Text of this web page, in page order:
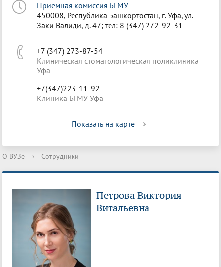
Приёмная комиссия БГМУ
450008, Республика Башкортостан, г. Уфа, ул.
Заки Валиди, д. 47; тел: 8 (347) 272-92-31
+7 (347) 273-87-54
Клиническая стоматологическая поликлиника
Уфа
+7(347)223-11-92
Клиника БГМУ Уфа
Показать на карте
О ВУЗе › Сотрудники
Петрова Виктория
Витальевна